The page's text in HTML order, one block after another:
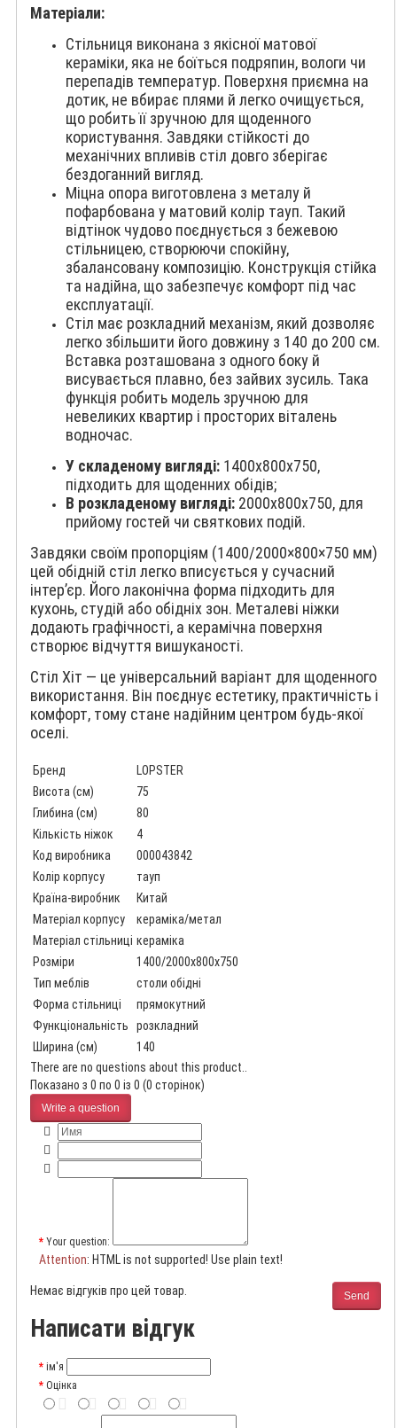
Матеріали:
Стільниця виконана з якісної матової
кераміки, яка не боїться подряпин, вологи чи
перепадів температур. Поверхня приємна на
дотик, не вбирає плями й легко очищується,
що робить її зручною для щоденного
користування. Завдяки стійкості до
механічних впливів стіл довго зберігає
бездоганний вигляд.
Міцна опора виготовлена з металу й
пофарбована у матовий колір тауп. Такий
відтінок чудово поєднується з бежевою
стільницею, створюючи спокійну,
збалансовану композицію. Конструкція стійка
та надійна, що забезпечує комфорт під час
експлуатації.
Стіл має розкладний механізм, який дозволяє
легко збільшити його довжину з 140 до 200 см.
Вставка розташована з одного боку й
висувається плавно, без зайвих зусиль. Така
функція робить модель зручною для
невеликих квартир і просторих віталень
водночас.
У складеному вигляді: 1400x800x750,
підходить для щоденних обідів;
В розкладеному вигляді: 2000x800x750, для
прийому гостей чи святкових подій.
Завдяки своїм пропорціям (1400/2000×800×750 мм)
цей обідній стіл легко вписується у сучасний
інтер’єр. Його лаконічна форма підходить для
кухонь, студій або обідніх зон. Металеві ніжки
додають графічності, а керамічна поверхня
створює відчуття вишуканості.
Стіл Хіт — це універсальний варіант для щоденного
використання. Він поєднує естетику, практичність і
комфорт, тому стане надійним центром будь-якої
оселі.
Бренд
LOPSTER
Висота (см)
75
Глибина (см)
80
Кількість ніжок
4
Код виробника
000043842
Колір корпусу
тауп
Країна-виробник
Китай
Матеріал корпусу
кераміка/метал
Матеріал стільниці кераміка
Розміри
1400/2000x800x750
Тип меблів
столи обідні
Форма стільниці
прямокутний
Функціональність
розкладний
Ширина (см)
140
There are no questions about this product..
Показано з 0 по 0 із 0 (0 сторінок)
Write a question
Your question:
Attention: HTML is not supported! Use plain text!
Send
Немає відгуків про цей товар.
Написати відгук
ім'я
Оцінка